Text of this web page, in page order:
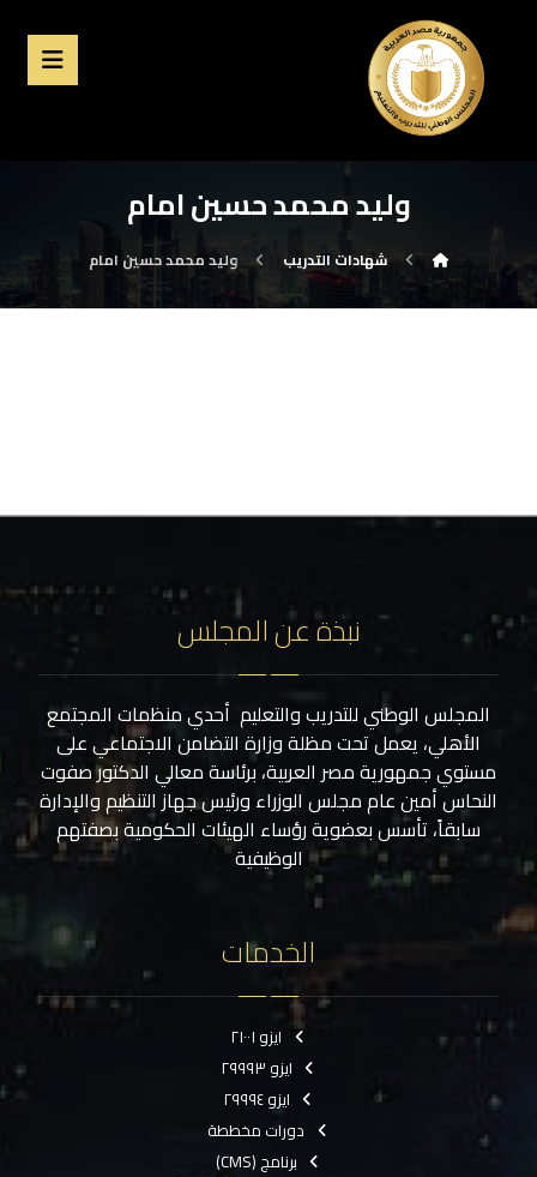
وليد محمد حسين امام
شهادات التدريب وليد محمد حسين امام
نبذة عن المجلس
المجلس الوطني للتدريب والتعليم أحدي منظمات المجتمع
الأهلي، يعمل تحت مظلة وزارة التضامن الاجتماعي على
مستوي جمهورية مصر العربية، برئاسة معالي الدكتور صفوت
النحاس أمين عام مجلس الوزراء ورئيس جهاز التنظيم والإدارة
سابقاً، تأسس بعضوية رؤساء الهيئات الحكومية بصفتهم
الوظيفية
الخدمات
ايزو ٢١٠٠١
ايزو ٢٩٩٩٣
ايزو ٢٩٩٩٤
دورات مخططة
برنامج (CMS)